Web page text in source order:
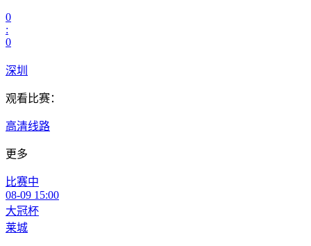
0
:
0
深圳
观看比赛：
高清线路
更多
比赛中
08-09 15:00
大冠杯
莱城